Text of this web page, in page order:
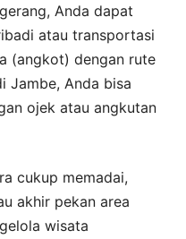
Anda dapat
atau transportasi
(angkot) dengan rute
Jambe, Anda bisa
ojek atau angkutan
cukup memadai,
akhir pekan area
wisata